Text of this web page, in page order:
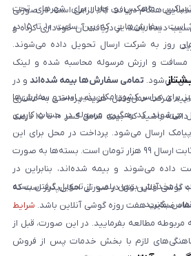
هنگام دریافت کالا الزامی است. در صورتی
دیده باشد، از دریافت آن خودداری کرده و
ماهکس و چاپار برای شهرهای تحت
پوشش این شرکت‌ها فراهم است. سفارش‌هایی که بین ساعت ۱۰ تا ۱۵ در
روز به شرکت ارسال تحویل داده می‌شوند.
مسافت و ارزش مرسوله محاسبه شده و لینک
می‌شود. تمامی سفارش‌ها بیمه شده‌اند و در
شرکت حمل‌ونقل، هزینه پرداختی به مشتری
بازگردانده خواهد شد. توجه داشته باشید که بیمه شامل کسر ۱۰ تا ۱۵ درصد
برای سراسر کشور امکان‌پذیر است و سفارش‌ها
می‌شوند. کد رهگیری مرسوله در حساب کاربری
ارسال می‌شود. پرداخت در محل برای این
روش ممکن نیست و هزینه ثابت ارسال ۹۹ هزار تومان است. بسته‌ها به صورت
داده می‌شوند و بیمه شده‌اند، بنابراین در
مخدوش بودن پلمپ، از تحویل گرفتن بسته
بگیرید.
گوشی آنلاین تنها در صورتی امکان‌پذیر است که
ضمانت هفت روزه گوشی آنلاین باشد. شرایط
مربوطه مطالعه بفرمایید. در این صورت، قبل از
هماهنگی‌های لازم با بخش خدمات پس از فروش